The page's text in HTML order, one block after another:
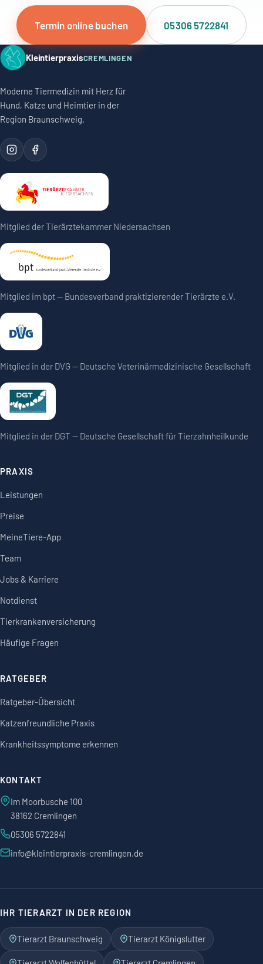
Termin online buchen 05306 5722841
KleintierpraxisCREMLINGEN
Moderne Tiermedizin mit Herz für
Hund, Katze und Heimtier in der
Region Braunschweig.
Mitglied der Tierärztekammer Niedersachsen
Mitglied im bpt — Bundesverband praktizierender Tierärzte e.V.
Mitglied in der DVG — Deutsche Veterinärmedizinische Gesellschaft
Mitglied in der DGT — Deutsche Gesellschaft für Tierzahnheilkunde
PRAXIS
Leistungen
Preise
MeineTiere-App
Team
Jobs & Karriere
Notdienst
Tierkrankenversicherung
Häufige Fragen
RATGEBER
Ratgeber-Übersicht
Katzenfreundliche Praxis
Krankheitssymptome erkennen
KONTAKT
Im Moorbusche 100
38162 Cremlingen
05306 5722841
info@kleintierpraxis-cremlingen.de
IHR TIERARZT IN DER REGION
Tierarzt Braunschweig Tierarzt Königslutter